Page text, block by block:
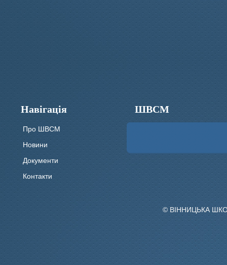
Навігація
Про ШВСМ
Новини
Документи
Контакти
ШВСМ
© ВІННИЦЬКА